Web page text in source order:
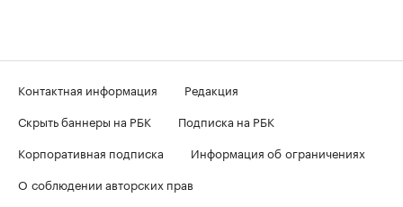
Контактная информация
Редакция
Скрыть баннеры на РБК
Подписка на РБК
Корпоративная подписка
Информация об ограничениях
О соблюдении авторских прав